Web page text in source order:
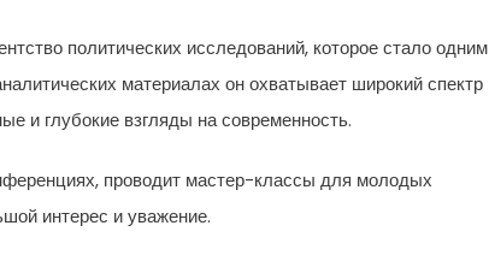
политических исследований, которое стало одним
материалах он охватывает широкий спектр
и глубокие взгляды на современность.
проводит мастер-классы для молодых
интерес и уважение.